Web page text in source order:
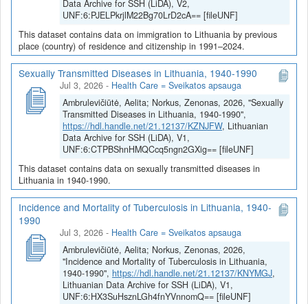
Data Archive for SSH (LiDA), V2,
UNF:6:PJELPkrjlM22Bg70LrD2cA== [fileUNF]
This dataset contains data on immigration to Lithuania by previous
place (country) of residence and citizenship in 1991–2024.
Sexually Transmitted Diseases in Lithuania, 1940-1990
Jul 3, 2026 - Health Care = Sveikatos apsauga
Ambrulevičiūtė, Aelita; Norkus, Zenonas, 2026, "Sexually
Transmitted Diseases in Lithuania, 1940-1990",
https://hdl.handle.net/21.12137/KZNJFW, Lithuanian
Data Archive for SSH (LiDA), V1,
UNF:6:CTPBShnHMQCcq5ngn2GXig== [fileUNF]
This dataset contains data on sexually transmitted diseases in
Lithuania in 1940-1990.
Incidence and Mortality of Tuberculosis in Lithuania, 1940-
1990
Jul 3, 2026 - Health Care = Sveikatos apsauga
Ambrulevičiūtė, Aelita; Norkus, Zenonas, 2026,
"Incidence and Mortality of Tuberculosis in Lithuania,
1940-1990", https://hdl.handle.net/21.12137/KNYMGJ,
Lithuanian Data Archive for SSH (LiDA), V1,
UNF:6:HX3SuHsznLGh4fnYVnnomQ== [fileUNF]